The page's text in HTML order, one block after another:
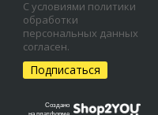
С условиями политики
обработки
персональных данных
согласен.
Создано